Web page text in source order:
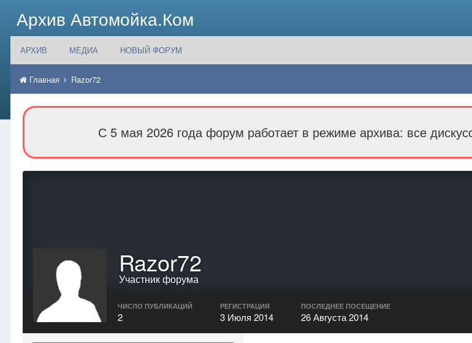
Архив Автомойка.Ком
АРХИВ МЕДИА НОВЫЙ ФОРУМ
Главная Razor72
С 5 мая 2026 года форум работает в режиме архива: все
Razor72
Участник форума
ЧИСЛО ПУБЛИКАЦИЙ
2
РЕГИСТРАЦИЯ
3 Июля 2014
ПОСЛЕДНЕЕ ПОСЕЩЕНИЕ
26 Августа 2014